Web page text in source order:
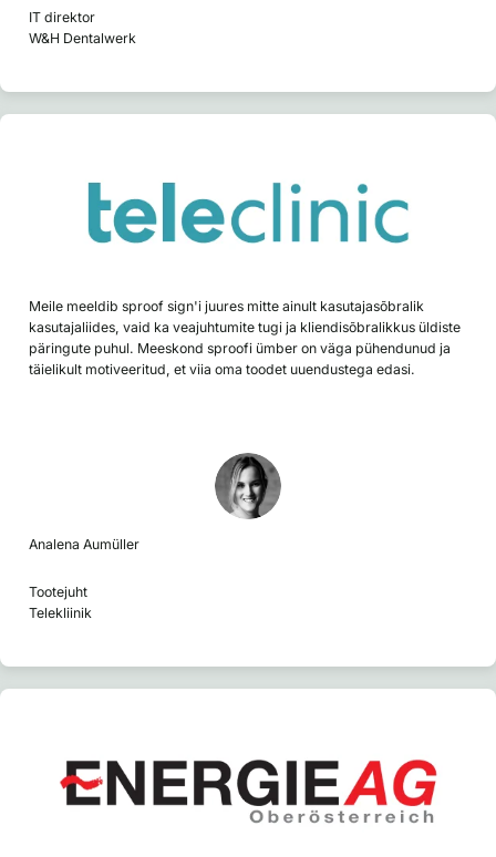
IT direktor
W&H Dentalwerk
Meile meeldib sproof sign'i juures mitte ainult kasutajasõbralik
kasutajaliides, vaid ka veajuhtumite tugi ja kliendisõbralikkus üldiste
päringute puhul. Meeskond sproofi ümber on väga pühendunud ja
täielikult motiveeritud, et viia oma toodet uuendustega edasi.
Analena Aumüller
Tootejuht
Telekliinik